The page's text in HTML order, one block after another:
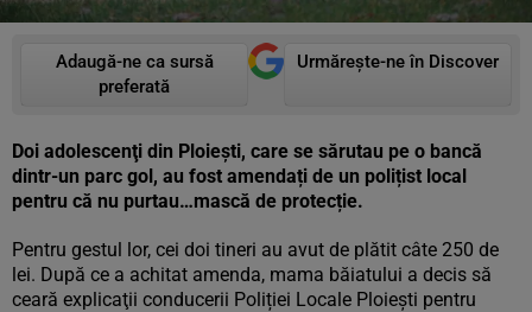
Adaugă-ne ca sursă
preferată
Urmărește-ne în Discover
Doi adolescenţi din Ploiești, care se sărutau pe o bancă
dintr-un parc gol, au fost amendați de un polițist local
pentru că nu purtau…mască de protecție.
Pentru gestul lor, cei doi tineri au avut de plătit câte 250 de
lei. După ce a achitat amenda, mama băiatului a decis să
ceară explicaţii conducerii Poliției Locale Ploiești pentru